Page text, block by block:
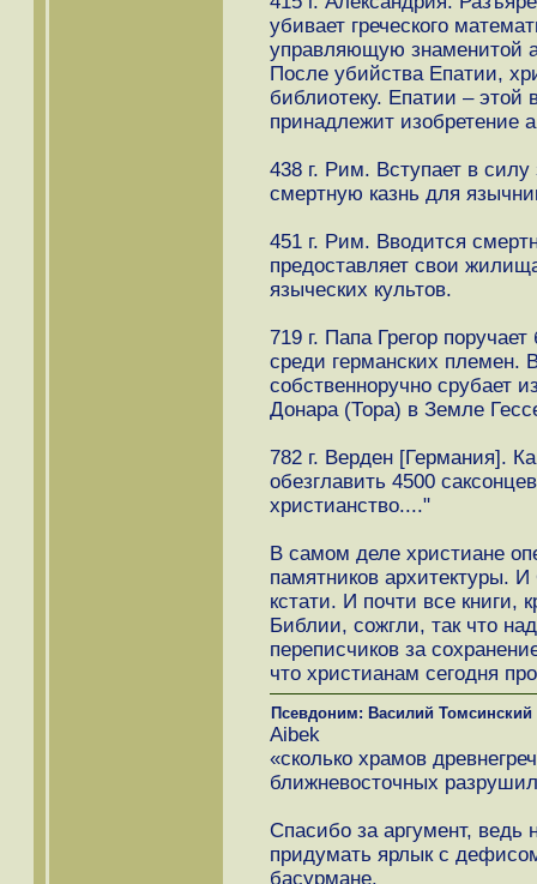
убивает греческого
управляющую знаменитой
После убийства Епатии,
библиотеку. Епатии –
принадлежит изобретение
438 г. Рим. Вступает в силу
смертную казнь для
451 г. Рим. Вводится
предоставляет свои
языческих культов.
719 г. Папа Грегор
среди германских племен.
собственноручно срубает
Донара (Тора) в Земле
782 г. Верден [Германия].
обезглавить 4500
христианство...."
В самом деле христиане
памятников архитектуры.
кстати. И почти все книги,
Библии, сожгли, так что
переписчиков за
что христианам сегодня
Псевдоним: Василий Томсинский
Aibek
«сколько храмов
ближневосточных
Спасибо за аргумент, ведь
придумать ярлык с
басурмане.